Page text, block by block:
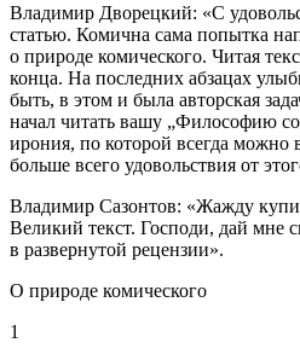
Владимир Дворецкий: «С
статью. Комична сама попытка
о природе комического. Читая
конца. На последних абзацах
быть, в этом и была авторская
начал читать вашу „Философию
ирония, по которой всегда можно
больше всего удовольствия от
Владимир Сазонтов: «Жажду
Великий текст. Господи, дай мне
в развернутой рецензии».
О природе комического
1